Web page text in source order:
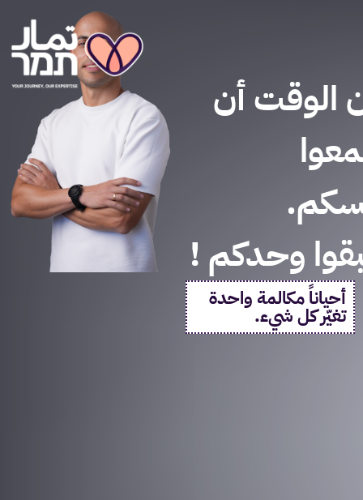
الوقت أن
وحدكم !
أحياناً مكالمة واحدة
تغيّر كل شيء.